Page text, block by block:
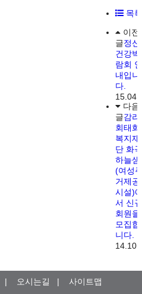
목록
이전
글정신
건강박
람회 안
내입니
다.
다음
글감리
회태화
복지재
단 화곡
하늘샘
(여성
거제공
시설)
서 신규
회원을
모집합
니다.
| 오시는길 | 사이트맵